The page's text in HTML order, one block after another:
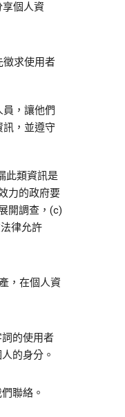
個人資
徵求使用者
，讓他們
訊，並遵守
此類資訊是
力的政府要
開調查，(c)
律允許
，在個人資
的使用者
的身分。
聯絡。